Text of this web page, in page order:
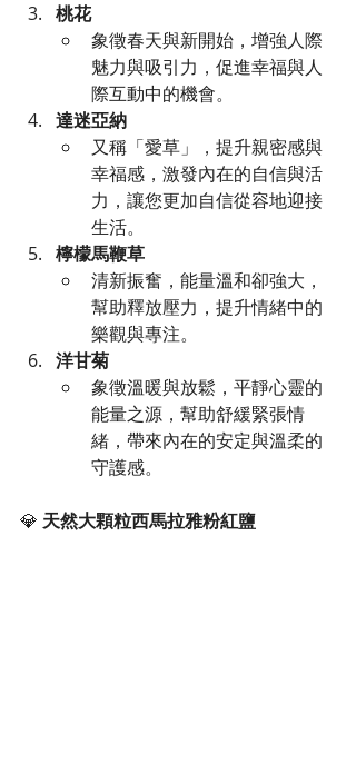
桃花
象徵春天與新開始，增強人際
魅力與吸引力，促進幸福與人
際互動中的機會。
達迷亞納
又稱「愛草」，提升親密感與
幸福感，激發內在的自信與活
力，讓您更加自信從容地迎接
生活。
檸檬馬鞭草
清新振奮，能量溫和卻強大，
幫助釋放壓力，提升情緒中的
樂觀與專注。
洋甘菊
象徵溫暖與放鬆，平靜心靈的
能量之源，幫助舒緩緊張情
緒，帶來內在的安定與溫柔的
守護感。
💎 天然大顆粒西馬拉雅粉紅鹽